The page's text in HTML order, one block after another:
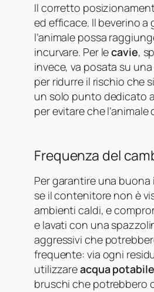
Il corretto
ed efficace. Il beverino a
l’animale possa
incurvare. Per lecavie,
invece, va posata su
per ridurre il rischio che
un solo punto dedicato
per evitare che
Frequenza del
Per garantire una buona
se il contenitore non è
ambienti caldi, e
e lavati con una
aggressivi che
frequente: via ogni
utilizzareacqua potabile
bruschi che potrebbero